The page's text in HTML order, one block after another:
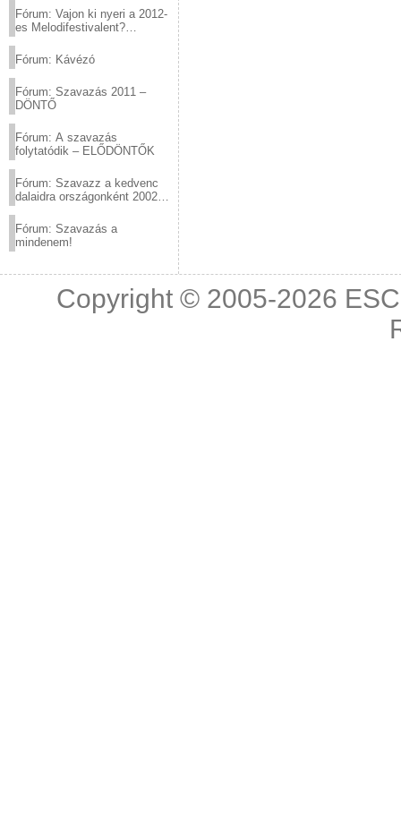
Fórum: Vajon ki nyeri a 2012-
es Melodifestivalent?
Fórum: Kávézó
Fórum: Szavazás 2011 –
DÖNTŐ
Fórum: A szavazás
folytatódik – ELŐDÖNTŐK
Fórum: Szavazz a kedvenc
dalaidra országonként 2002
Fórum: Szavazás a
mindenem!
Copyright © 2005-2026